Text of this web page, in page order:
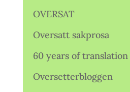
OVERSAT
Oversatt sakprosa
60 years of translation
Oversetterbloggen